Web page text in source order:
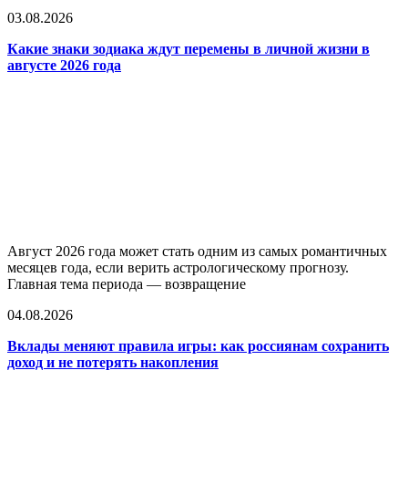
03.08.2026
Какие знаки зодиака ждут перемены в личной жизни в
августе 2026 года
Август 2026 года может стать одним из самых романтичных
месяцев года, если верить астрологическому прогнозу.
Главная тема периода — возвращение
04.08.2026
Вклады меняют правила игры: как россиянам сохранить
доход и не потерять накопления